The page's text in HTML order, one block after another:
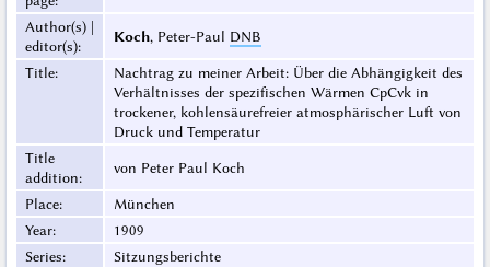
Author(s) |
editor(s):
Koch, Peter-Paul DNB
Title:
Nachtrag zu meiner Arbeit: Über die Abhängigkeit des
Verhältnisses der spezifischen Wärmen CpCvk in
trockener, kohlensäurefreier atmosphärischer Luft von
Druck und Temperatur
Title
addition:
von Peter Paul Koch
Place:
München
Year:
1909
Series:
Sitzungsberichte